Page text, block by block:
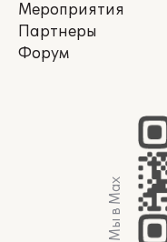
Мероприятия
Партнеры
Форум
Мы в Max